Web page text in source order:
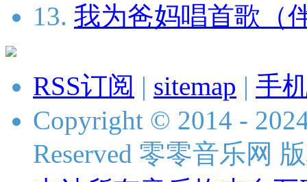
13. 我为爸妈唱首歌（
RSS订阅 | sitemap | 手
Copyright © 2014 -
Reserved 零零音乐网